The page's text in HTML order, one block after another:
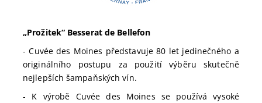
„Prožitek“ Besserat de Bellefon
- Cuvée des Moines představuje 80 let jedinečného a
originálního postupu za použití výběru skutečně
nejlepších šampaňských vín.
- K výrobě Cuvée des Moines se používá vysoké